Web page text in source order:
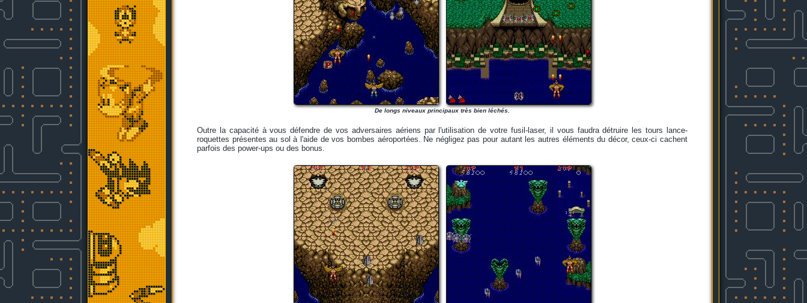
De longs niveaux principaux très bien léchés.
Outre la capacité à vous défendre de vos adversaires aériens par l'utilisation de votre fusil-laser, il vous faudra détruire les tours lance-
roquettes présentes au sol à l'aide de vos bombes aéroportées. Ne négligez pas pour autant les autres éléments du décor, ceux-ci cachent
parfois des power-ups ou des bonus.